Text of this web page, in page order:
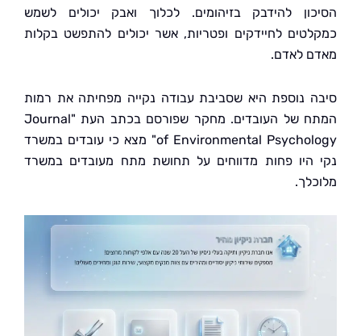
להידבק בזיהומים. לכלוך ואבק יכולים לשמש
לחיידקים ופטריות, אשר יכולים להתפשט בקלות
לאדם.
נוספת היא שסביבת עבודה נקייה מפחיתה את רמות
המתח של העובדים. מחקר שפורסם בכתב העת "Journal
of Environmental Psychology" מצא כי עובדים במשרד
פחות מדווחים על תחושת מתח מעובדים במשרד